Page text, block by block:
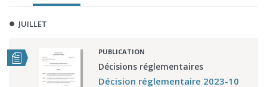
JUILLET
PUBLICATION
Décisions réglementaires
Décision réglementaire 2023-10